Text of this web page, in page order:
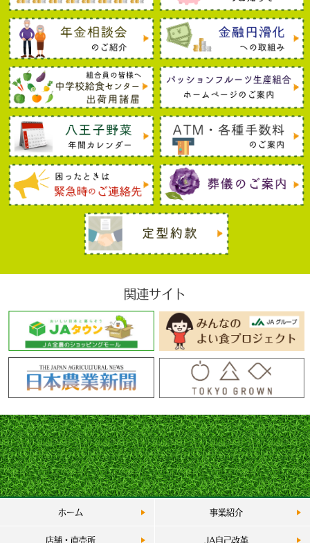
関連サイト
ホーム 事業紹介
店舗・直売所 JA自己改革